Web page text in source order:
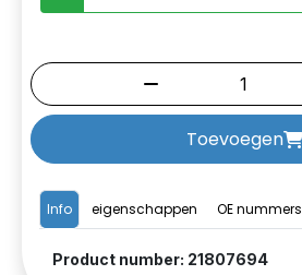
Info eigenschappen OE nummers
Product number: 21807694
Toevoegen